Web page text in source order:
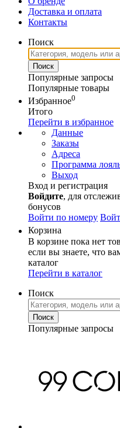
Доставка и оплата
Контакты
Поиск
Популярные запросы
Популярные товары
Избранное0
Итого
Перейти в избранное
Данные
Заказы
Адреса
Программа
Выход
Вход и регистрация
Войдите, для
бонусов
Войти по номеру
Корзина
В корзине пока нет
если вы знаете, что
каталог
Перейти в каталог
Поиск
Популярные запросы